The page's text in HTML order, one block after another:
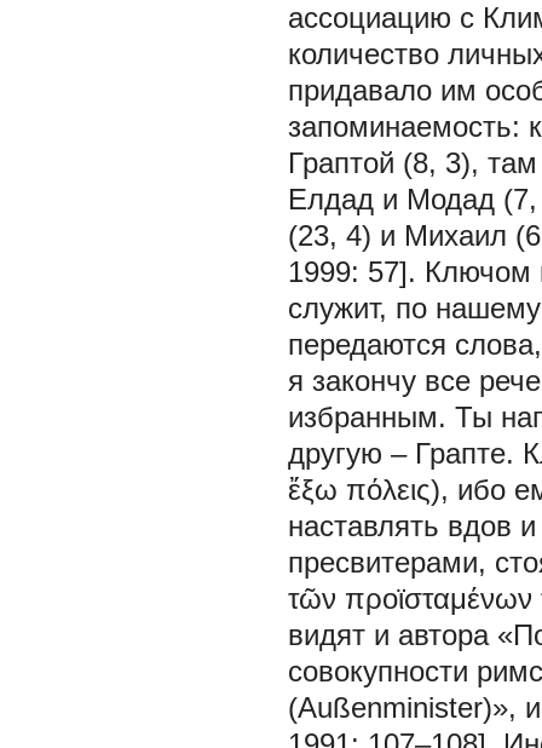
ассоциацию с
количество
придавало им
запоминаемость:
Граптой (8, 3),
Елдад и Модад (7,
(23, 4) и Михаил
1999: 57]. Ключом
служит, по
передаются
я закончу все
избранным. Ты
другую – Грапте.
ἔξω πόλεις), ибо
наставлять вдов
пресвитерами,
τῶν
видят и автора
совокупности
(Außenminister)»,